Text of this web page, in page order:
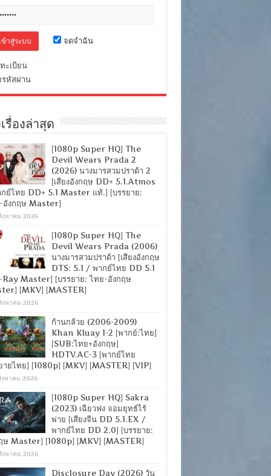
จดจำฉัน
ะเบียน
หัสผ่าน
รื่องล่าสุด
[1080p Super HQ] The
Devil Wears Prada 2
(2026) นางมารสวมปราด้า 2
[เสียงอังกฤษ DD+ 5.1.Atmos
ย์ไทย DD+ 5.1 Master แท้.] [บรรยาย:
อังกฤษ Master]
งหาคม 2026
[1080p Super HQ] The
Devil Wears Prada (2006)
นางมารสวมปราด้า [เสียงอังกฤษ
DTS: 5.1 / พากย์ไทย DD 5.1
Master] [บรรยาย: ไทย-อังกฤษ
[MKV] [MASTER]
งหาคม 2026
ก้านกล้วย (2006-2009)
Khan Kluay 1-2 [พากย์:ไทย]
[SUB:ไทย+อังกฤษ]
HDTV.AC-3 [พากย์ไทย
ายไทย] [1080p] [MKV] [MASTER] [VIP]
งหาคม 2026
[1080p Super HQ] Sakra
(2023) เฉียวฟง จอมยุทธ์ไร้
พ่าย [เสียงจีน DD 5.1.EX /
พากย์ไทย DD 2.0] [บรรยาย:
ษ Master] [1080p] [MKV] [MASTER]
งหาคม 2026
Disclosure Day (2026) วัน